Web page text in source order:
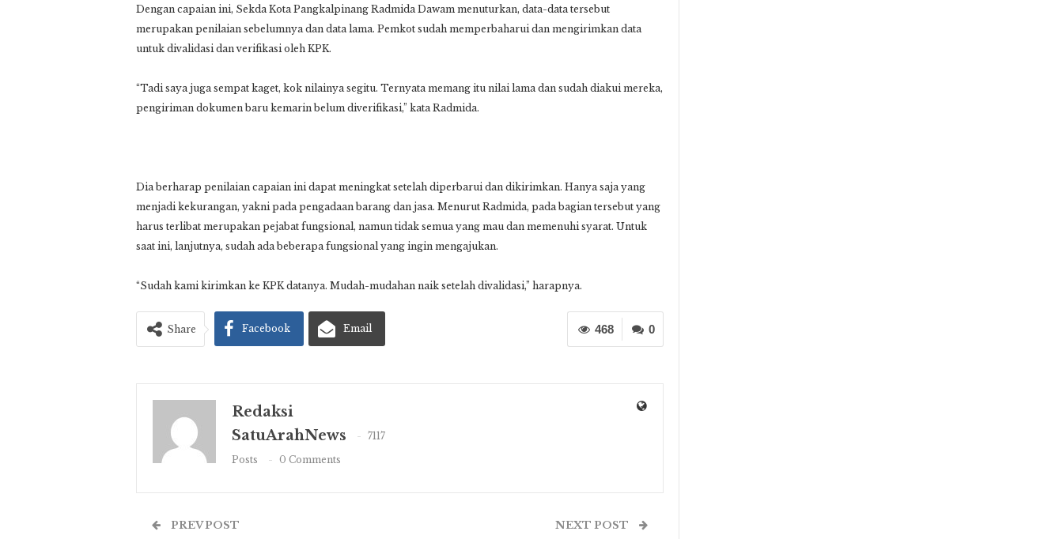
Dengan capaian ini, Sekda Kota Pangkalpinang Radmida Dawam menuturkan, data-data tersebut
merupakan penilaian sebelumnya dan data lama. Pemkot sudah memperbaharui dan mengirimkan data
untuk divalidasi dan verifikasi oleh KPK.
“Tadi saya juga sempat kaget, kok nilainya segitu. Ternyata memang itu nilai lama dan sudah diakui mereka,
pengiriman dokumen baru kemarin belum diverifikasi,” kata Radmida.
Dia berharap penilaian capaian ini dapat meningkat setelah diperbarui dan dikirimkan. Hanya saja yang
menjadi kekurangan, yakni pada pengadaan barang dan jasa. Menurut Radmida, pada bagian tersebut yang
harus terlibat merupakan pejabat fungsional, namun tidak semua yang mau dan memenuhi syarat. Untuk
saat ini, lanjutnya, sudah ada beberapa fungsional yang ingin mengajukan.
“Sudah kami kirimkan ke KPK datanya. Mudah-mudahan naik setelah divalidasi,” harapnya.
0
468
Share Facebook Email
Redaksi
SatuArahNews
7117
Posts
0 Comments
PREV POST NEXT POST